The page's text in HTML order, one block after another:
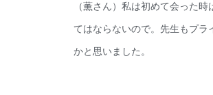
（薫さん）私は初めて会った
てはならないので。先生もプ
かと思いました。